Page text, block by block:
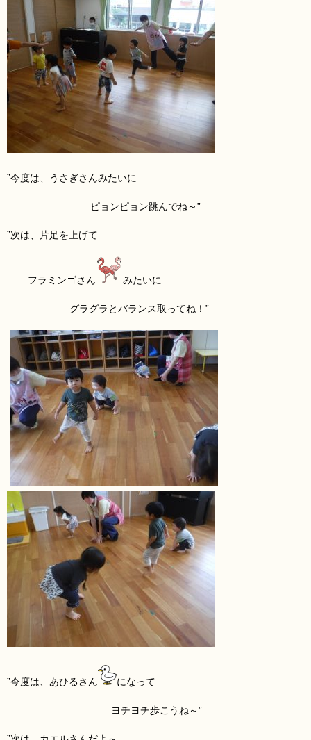
”今度は、うさぎさんみたいに
ピョンピョン跳んでね～”
”次は、片足を上げて
フラミンゴさん みたいに
グラグラとバランス取ってね！”
”今度は、あひるさん になって
ヨチヨチ歩こうね～”